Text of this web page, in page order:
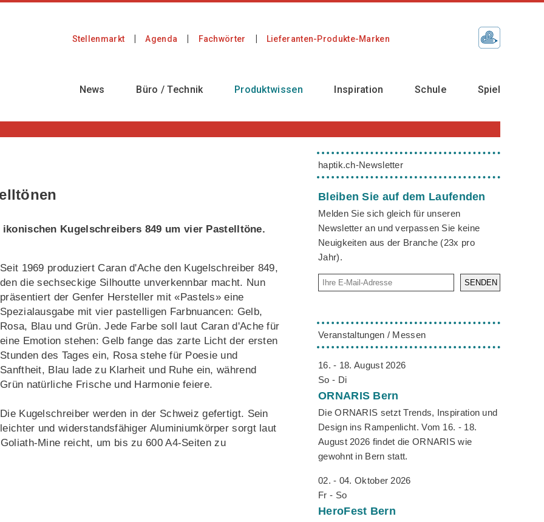
Stellenmarkt Agenda Fachwörter Lieferanten-Produkte-Marken
News Büro / Technik Produktwissen Inspiration Schule Spiel
Kugelschreibers 849 um vier Pastelltöne.
Seit 1969 produziert Caran d'Ache den Kugelschreiber 849,
den die sechseckige Silhoutte unverkennbar macht. Nun
präsentiert der Genfer Hersteller mit «Pastels» eine
Spezialausgabe mit vier pastelligen Farbnuancen: Gelb,
Rosa, Blau und Grün. Jede Farbe soll laut Caran d'Ache für
eine Emotion stehen: Gelb fange das zarte Licht der ersten
Stunden des Tages ein, Rosa stehe für Poesie und
Sanftheit, Blau lade zu Klarheit und Ruhe ein, während
Grün natürliche Frische und Harmonie feiere.
Die Kugelschreiber werden in der Schweiz gefertigt. Sein
leichter und widerstandsfähiger Aluminiumkörper sorgt laut
Mine reicht, um bis zu 600 A4-Seiten zu
haptik.ch-Newsletter
Bleiben Sie auf dem Laufenden
Melden Sie sich gleich für unseren
Newsletter an und verpassen Sie keine
Neuigkeiten aus der Branche (23x pro
Jahr).
SENDEN
Veranstaltungen / Messen
16. - 18. August 2026
So - Di
ORNARIS Bern
Die ORNARIS setzt Trends, Inspiration und
Design ins Rampenlicht. Vom 16. - 18.
August 2026 findet die ORNARIS wie
gewohnt in Bern statt.
02. - 04. Oktober 2026
Fr - So
HeroFest Bern